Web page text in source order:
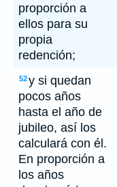
proporción a
ellos para su
propia
redención;
52y si quedan
pocos años
hasta el año de
jubileo, así los
calculará con él.
En proporción a
los años